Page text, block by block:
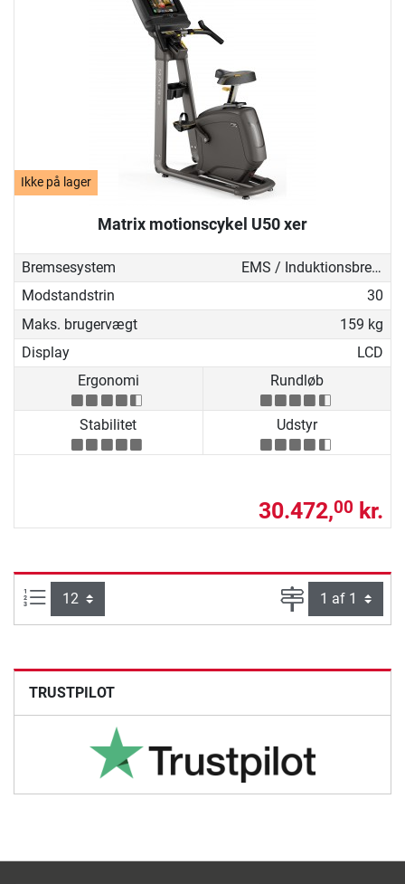
Ikke på lager
Matrix motionscykel U50 xer
Bremsesystem
EMS / Induktionsbremse
Modstandstrin
30
Maks. brugervægt
159 kg
Display
LCD
Ergonomi
Rundløb
Stabilitet Udstyr
30.472,00 kr.
Artikel pr. side: Side
TRUSTPILOT